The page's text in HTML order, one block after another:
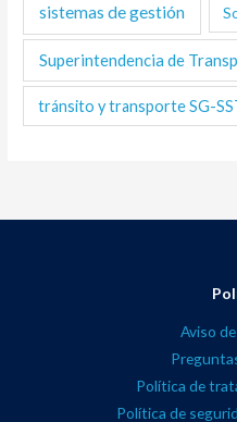
sistemas de gestión
Superintendencia de
tránsito y transporte SG-
Aviso
Política de
Política de